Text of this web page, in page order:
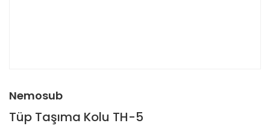
Nemosub
Tüp Taşıma Kolu TH-5